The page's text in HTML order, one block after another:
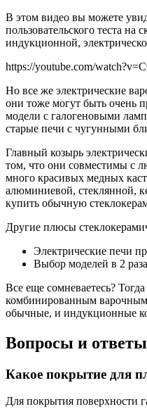
В этом видео вы можете
пользовательского теста на
индукционной,
https://youtube.com/
Но все же электрические
они тоже могут быть очень
модели с галогеновыми
старые печи с чугунными
Главный козырь
том, что они совместимы с
много красивых медных
алюминиевой, стеклянной,
купить обычную
Другие плюсы
Электрические печи
Выбор моделей в 2
Все еще сомневаетесь?
комбинированным варочным
обычные, и индукционные
Вопросы и ответы
Какое покрытие для
Для покрытия поверхности